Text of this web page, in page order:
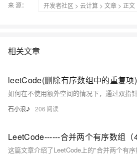
来 源： 开发者社区 > 云计算 > 文章 > 正文
相关文章
leetCode(删除有序数组中的重复项)
石小浪♪ 206